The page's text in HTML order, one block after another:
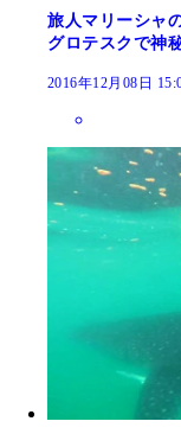
旅人マリーシャ
グロテスクで神
2016年12月08日